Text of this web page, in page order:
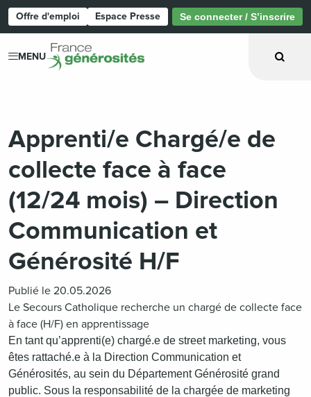
Offre d'emploi Espace Presse Se connecter / S’inscrire
MENU
Apprenti/e Chargé/e de
collecte face à face
(12/24 mois) – Direction
Communication et
Générosité H/F
Publié le 20.05.2026
Le Secours Catholique recherche un chargé de collecte face
à face (H/F) en apprentissage
En tant qu’apprenti(e) chargé.e de street marketing, vous
êtes rattaché.e à la Direction Communication et
Générosités, au sein du Département Générosité grand
public. Sous la responsabilité de la chargée de marketing